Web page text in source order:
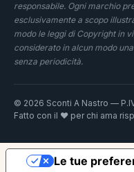
responsabile. Ogni marchio
esclusivamente a scopo
modo le leggi di Copyright in
considerato in alcun modo
senza periodicità.
© 2026 Sconti A Nastro —
Fatto con il ❤️ per chi ama
Le tue